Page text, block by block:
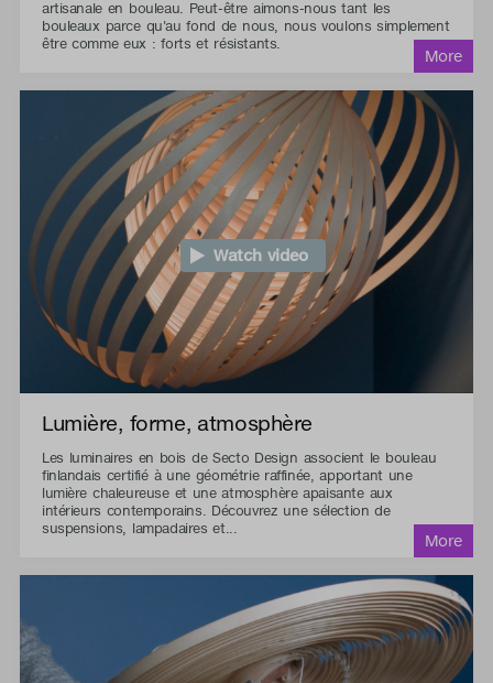
artisanale en bouleau. Peut-être aimons-nous tant les
bouleaux parce qu'au fond de nous, nous voulons simplement
être comme eux : forts et résistants.
Watch video
Lumière, forme, atmosphère
Les luminaires en bois de Secto Design associent le bouleau
finlandais certifié à une géométrie raffinée, apportant une
lumière chaleureuse et une atmosphère apaisante aux
intérieurs contemporains. Découvrez une sélection de
suspensions, lampadaires et...